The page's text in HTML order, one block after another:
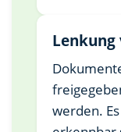
werden.